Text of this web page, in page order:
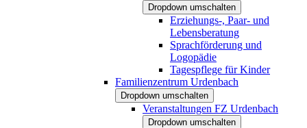
Dropdown umschalten
Erziehungs-, Paar- und
Lebensberatung
Sprachförderung und
Logopädie
Tagespflege für Kinder
Familienzentrum Urdenbach
Dropdown umschalten
Veranstaltungen FZ Urdenbach
Dropdown umschalten